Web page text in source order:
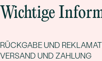
Wichtige
RÜCKGABE UND
VERSAND UND ZAHLUNG